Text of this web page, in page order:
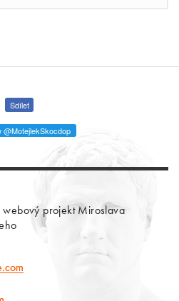
Sdílet
@MotejlekSkocdop
projekt Miroslava